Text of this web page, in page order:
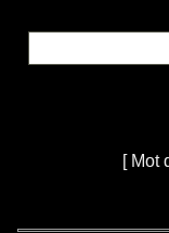
[ Mot